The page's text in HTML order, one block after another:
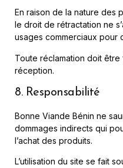
En raison de la nature des
le droit de rétractation ne
usages commerciaux pour
Toute réclamation doit
réception.
8. Responsabilité
Bonne Viande Bénin ne
dommages indirects qui
l’achat des produits.
L’utilisation du site se fait